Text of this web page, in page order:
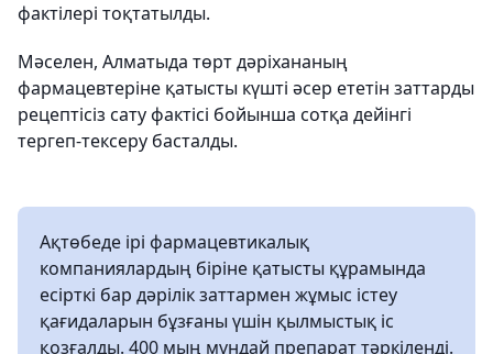
фактілері тоқтатылды.
Мәселен, Алматыда төрт дәріхананың
фармацевтеріне қатысты күшті әсер ететін заттарды
рецептісіз сату фактісі бойынша сотқа дейінгі
тергеп-тексеру басталды.
Ақтөбеде ірі фармацевтикалық
компаниялардың біріне қатысты құрамында
есірткі бар дәрілік заттармен жұмыс істеу
қағидаларын бұзғаны үшін қылмыстық іс
қозғалды. 400 мың мұндай препарат тәркіленді.